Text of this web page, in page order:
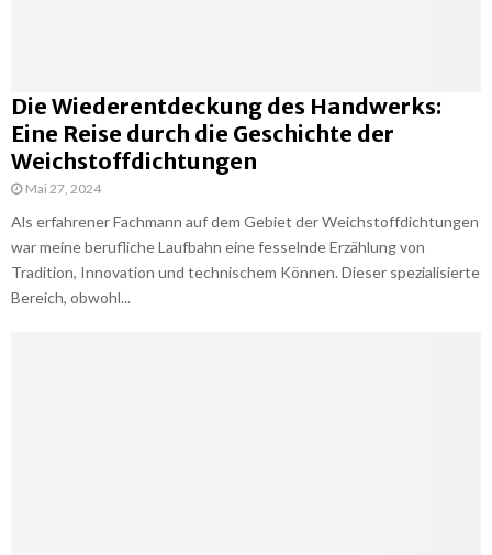
Die Wiederentdeckung des Handwerks:
Eine Reise durch die Geschichte der
Weichstoffdichtungen
Mai 27, 2024
Als erfahrener Fachmann auf dem Gebiet der Weichstoffdichtungen
war meine berufliche Laufbahn eine fesselnde Erzählung von
Tradition, Innovation und technischem Können. Dieser spezialisierte
Bereich, obwohl...